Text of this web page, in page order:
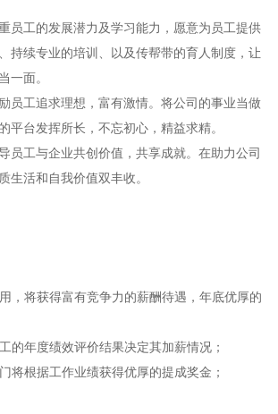
工的发展潜力及学习能力，愿意为员工提供
持续专业的培训、以及传帮带的育人制度，让
一面。
工追求理想，富有激情。将公司的事业当做
平台发挥所长，不忘初心，精益求精。
工与企业共创价值，共享成就。在助力公司
生活和自我价值双丰收。
，将获得富有竞争力的薪酬待遇，年底优厚的
的年度绩效评价结果决定其加薪情况；
将根据工作业绩获得优厚的提成奖金；